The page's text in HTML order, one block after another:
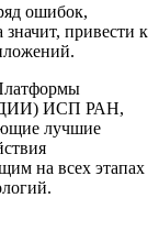
ошибок,
привести к
(ДИИ) ИСП РАН,
лучшие
на всех этапах